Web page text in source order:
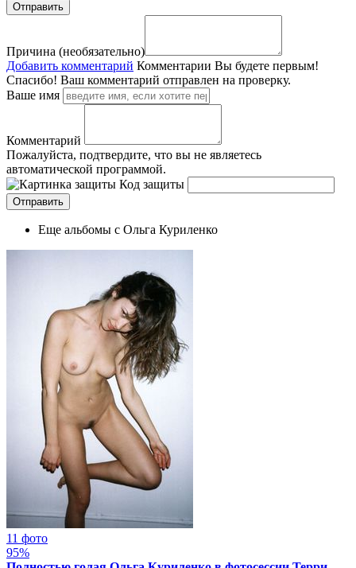
Причина (необязательно)
Добавить комментарий Комментарии Вы будете первым!
Спасибо! Ваш комментарий отправлен на проверку.
Ваше имя
Комментарий
Пожалуйста, подтвердите, что вы не являетесь
автоматической программой.
Код защиты
Еще альбомы с Ольга Куриленко
11 фото
95%